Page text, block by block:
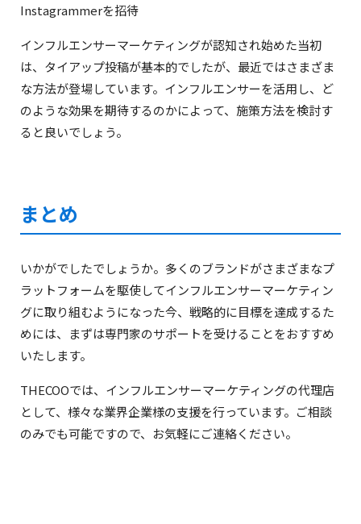
Instagrammerを招待
インフルエンサーマーケティングが認知され始めた当初
は、タイアップ投稿が基本的でしたが、最近ではさまざま
な方法が登場しています。インフルエンサーを活用し、ど
のような効果を期待するのかによって、施策方法を検討す
ると良いでしょう。
まとめ
いかがでしたでしょうか。多くのブランドがさまざまなプ
ラットフォームを駆使してインフルエンサーマーケティン
グに取り組むようになった今、戦略的に目標を達成するた
めには、まずは専門家のサポートを受けることをおすすめ
いたします。
THECOOでは、インフルエンサーマーケティングの代理店
として、様々な業界企業様の支援を行っています。ご相談
のみでも可能ですので、お気軽にご連絡ください。